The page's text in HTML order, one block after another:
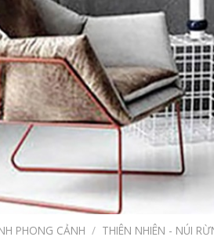
PHONG CẢNH / THIÊN NHIÊN - NÚI